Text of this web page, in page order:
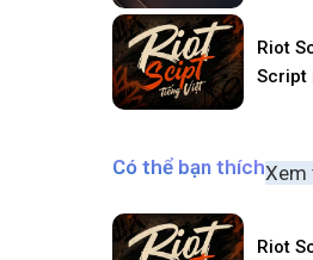
Riot
Script
Có thể bạn thíchXem
Riot